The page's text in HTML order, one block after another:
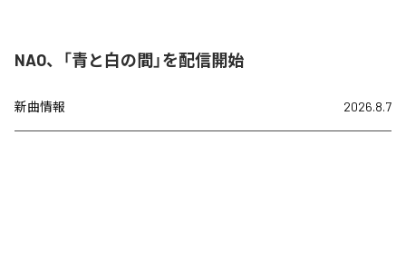
NAO、「青と白の間」を配信開始
新曲情報 2026.8.7